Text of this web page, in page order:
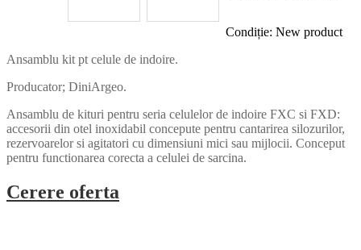
Condiție: New product
Ansamblu kit pt celule de indoire.
Producator; DiniArgeo.
Ansamblu de kituri pentru seria celulelor de indoire FXC si FXD:
accesorii din otel inoxidabil concepute pentru cantarirea silozurilor,
rezervoarelor si agitatori cu dimensiuni mici sau mijlocii. Conceput
pentru functionarea corecta a celulei de sarcina.
Cerere oferta